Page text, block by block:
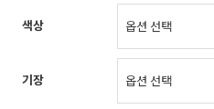
색상
기장